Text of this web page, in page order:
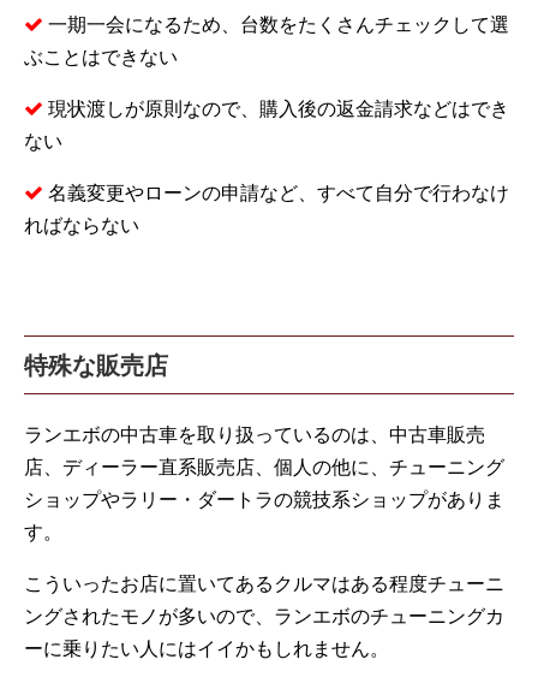
一期一会になるため、台数をたくさんチェックして選
ぶことはできない
現状渡しが原則なので、購入後の返金請求などはでき
ない
名義変更やローンの申請など、すべて自分で行わなけ
ればならない
特殊な販売店
ランエボの中古車を取り扱っているのは、中古車販売
店、ディーラー直系販売店、個人の他に、チューニング
ショップやラリー・ダートラの競技系ショップがありま
す。
こういったお店に置いてあるクルマはある程度チューニ
ングされたモノが多いので、ランエボのチューニングカ
ーに乗りたい人にはイイかもしれません。